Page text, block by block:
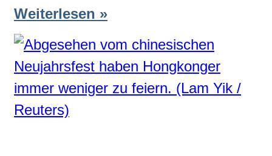
Weiterlesen »